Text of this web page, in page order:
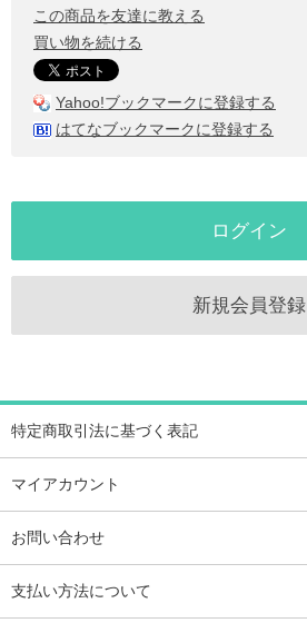
この商品を友達に教える
買い物を続ける
Yahoo!ブックマークに登録する
はてなブックマークに登録する
ログイン
新規会員登録
特定商取引法に基づく表記
マイアカウント
お問い合わせ
支払い方法について